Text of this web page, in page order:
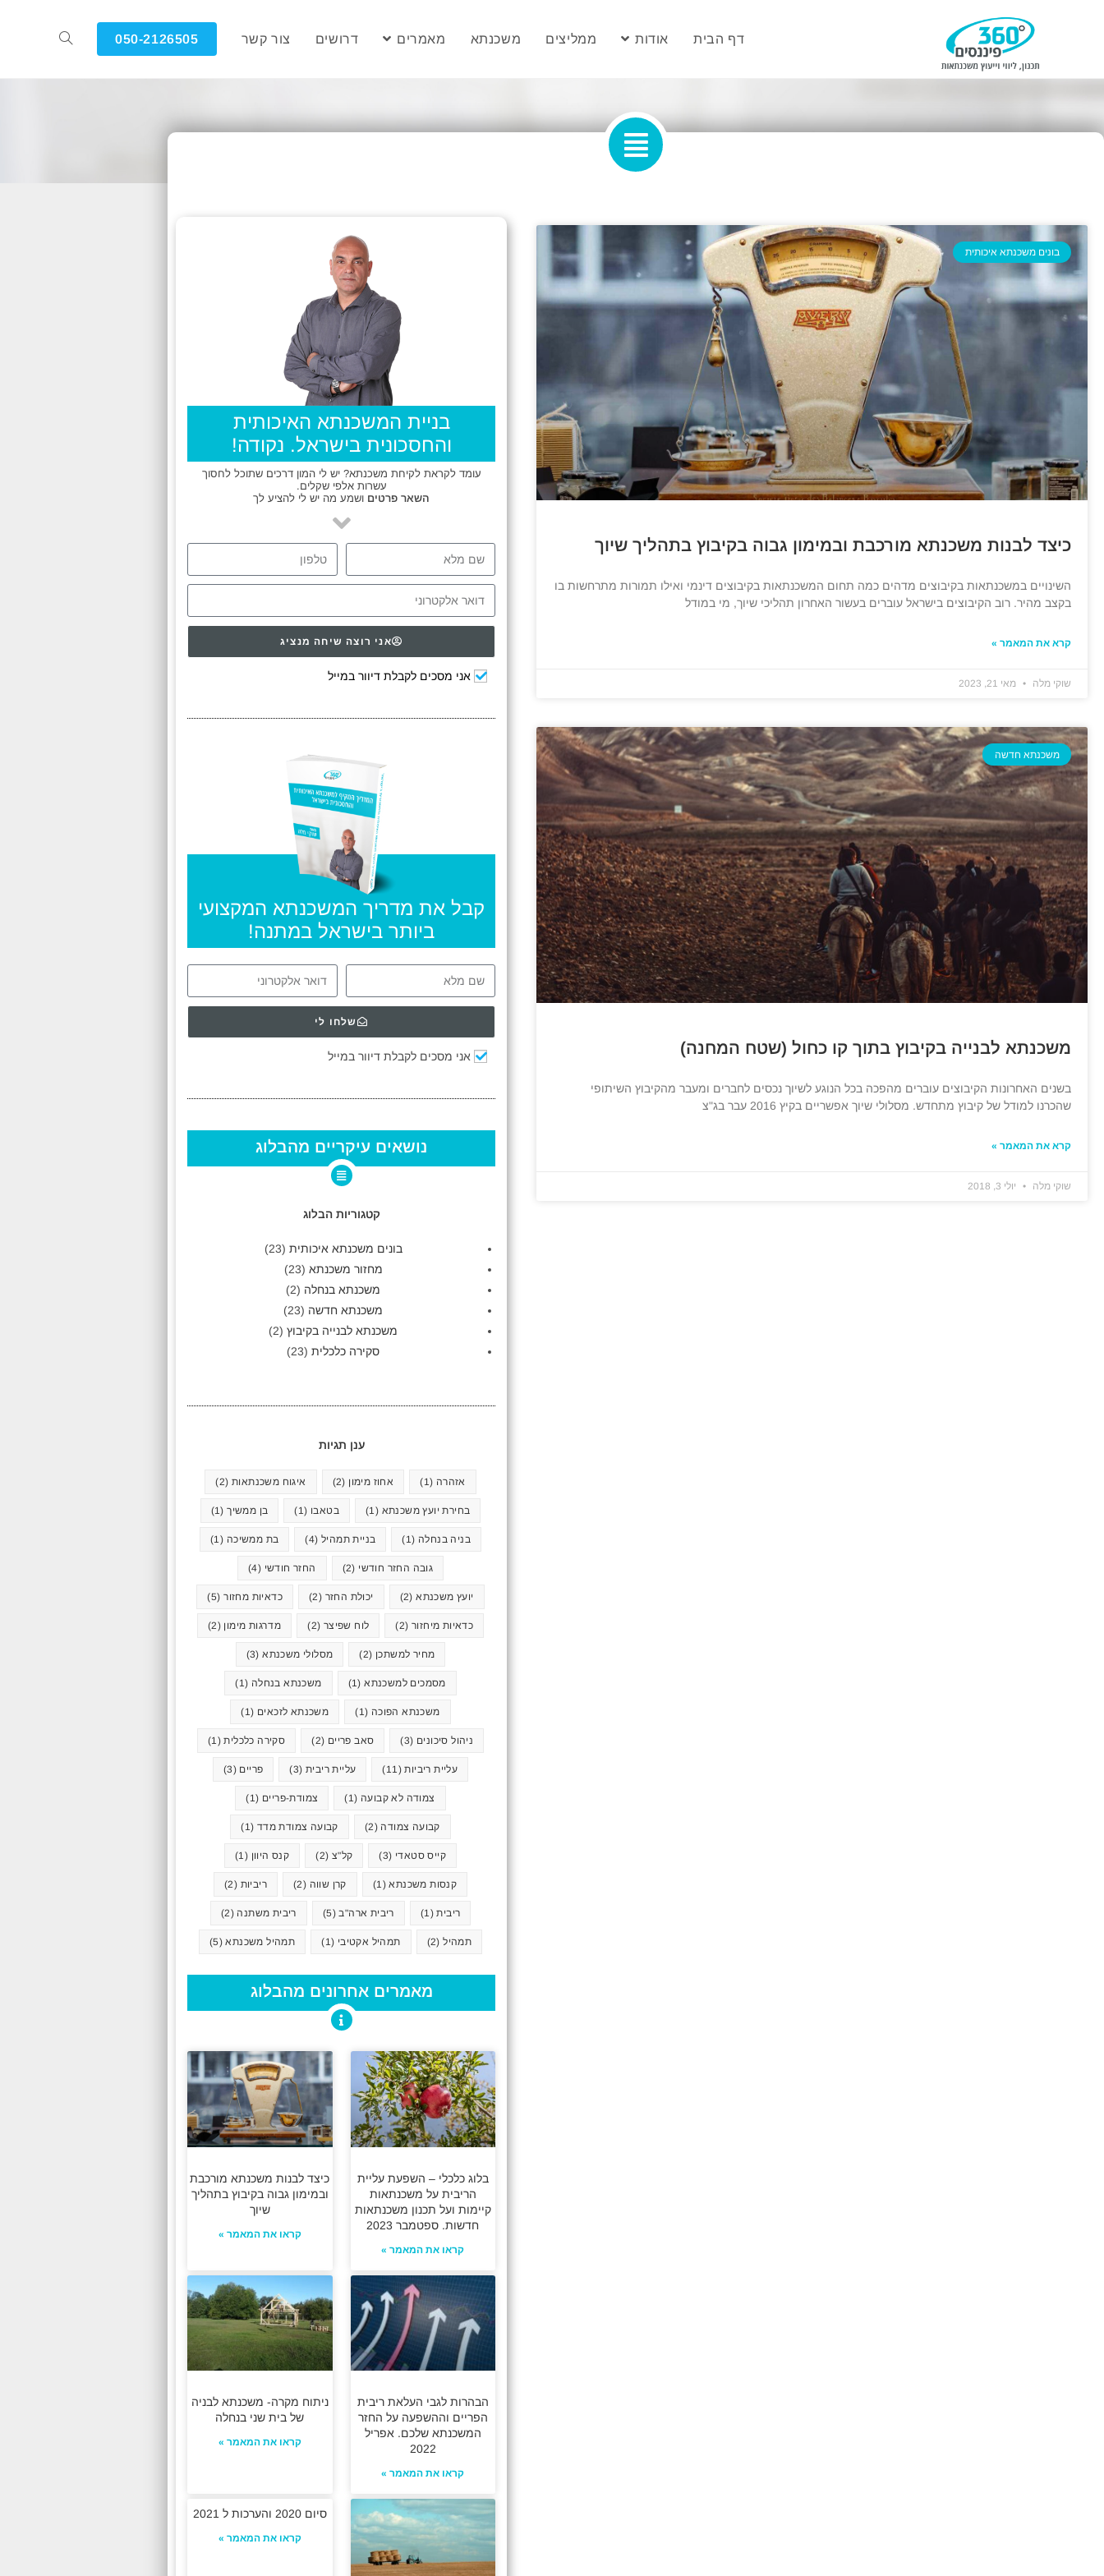
דף הבית אודות ממליצים משכנתא מאמרים דרושים צור קשר 050-2126505
בונים משכנתא איכותית
כיצד לבנות משכנתא מורכבת ובמימון גבוה בקיבוץ בתהליך שיוך
השינויים במשכנתאות בקיבוצים מדהים כמה תחום המשכנתאות בקיבוצים דינמי ואילו תמורות מתרחשות בו
בקצב מהיר. רוב הקיבוצים בישראל עוברים בעשור האחרון תהליכי שיוך, מי במודל
קרא את המאמר »
שוקי מלה מאי 21, 2023
משכנתא חדשה
משכנתא לבנייה בקיבוץ בתוך קו כחול (שטח המחנה)
בשנים האחרונות הקיבוצים עוברים מהפכה בכל הנוגע לשיוך נכסים לחברים ומעבר מהקיבוץ השיתופי
שהכרנו למודל של קיבוץ מתחדש. מסלולי שיוך אפשריים בקיץ 2016 עבר בג"צ
קרא את המאמר »
שוקי מלה יולי 3, 2018
בניית המשכנתא האיכותית
והחסכונית בישראל. נקודה!
עומד לקראת לקיחת משכנתא? יש לי המון דרכים שתוכל לחסוך
עשרות אלפי שקלים.
השאר פרטים ושמע מה יש לי להציע לך
אני מסכים לקבלת דיוור במייל
אני רוצה שיחה מנציג
קבל את מדריך המשכנתא המקצועי
ביותר בישראל במתנה!
אני מסכים לקבלת דיוור במייל
שלחו לי
נושאים עיקריים מהבלוג
קטגוריות הבלוג
בונים משכנתא איכותית (23)
מחזור משכנתא (23)
משכנתא בנחלה (2)
משכנתא חדשה (23)
משכנתא לבנייה בקיבוץ (2)
סקירה כלכלית (23)
ענן תגיות
אזהרה (1) אחוז מימון (2) איגוח משכנתאות (2)
בחירת יועץ משכנתא (1) בטאבו (1) בן ממשיך(1)
בניה בנחלה (1) בניית תמהיל (4) בת ממשיכה (1)
גובה החזר חודשי (2) החזר חודשי (4)
יועץ משכנתא(2) יכולת החזר (2) כדאיות מחזור(5)
כדאיות מיחזור(2) לוח שפיצר (2) מדרגות מימון (2)
מחיר למשתכן (2) מסלולי משכנתא(3)
מסמכים למשכנתא(1) משכנתא בנחלה (1)
משכנתא הפוכה (1) משכנתא לזכאים (1)
ניהול סיכונים (3) סאב פריים (2) סקירה כלכלית(1)
עליית ריביות(11) עליית ריבית(3) פריים (3)
צמודה לא קבועה (1) צמודת-פריים (1)
קבועה צמודה (2) קבועה צמודת מדד (1)
קייס סטאדי (3) קל"צ (2) קנס היוון (1)
קנסות משכנתא(1) קרן שווה (2) ריביות (2)
ריבית(1) ריבית ארה"ב(5) ריבית משתנה (2)
תמהיל(2) תמהיל אקטיבי (1) תמהיל משכנתא(5)
מאמרים אחרונים מהבלוג
בלוג כלכלי – השפעת עליית
הריבית על משכנתאות
קיימות ועל תכנון משכנתאות
חדשות. ספטמבר 2023
קראו את המאמר »
כיצד לבנות משכנתא מורכבת
ובמימון גבוה בקיבוץ בתהליך
שיוך
קראו את המאמר »
הבהרות לגבי העלאת ריבית
הפריים וההשפעה על החזר
המשכנתא שלכם. אפריל
2022
קראו את המאמר »
ניתוח מקרה- משכנתא לבניה
של בית שני בנחלה
קראו את המאמר »
סיום 2020 והערכות ל 2021
קראו את המאמר »